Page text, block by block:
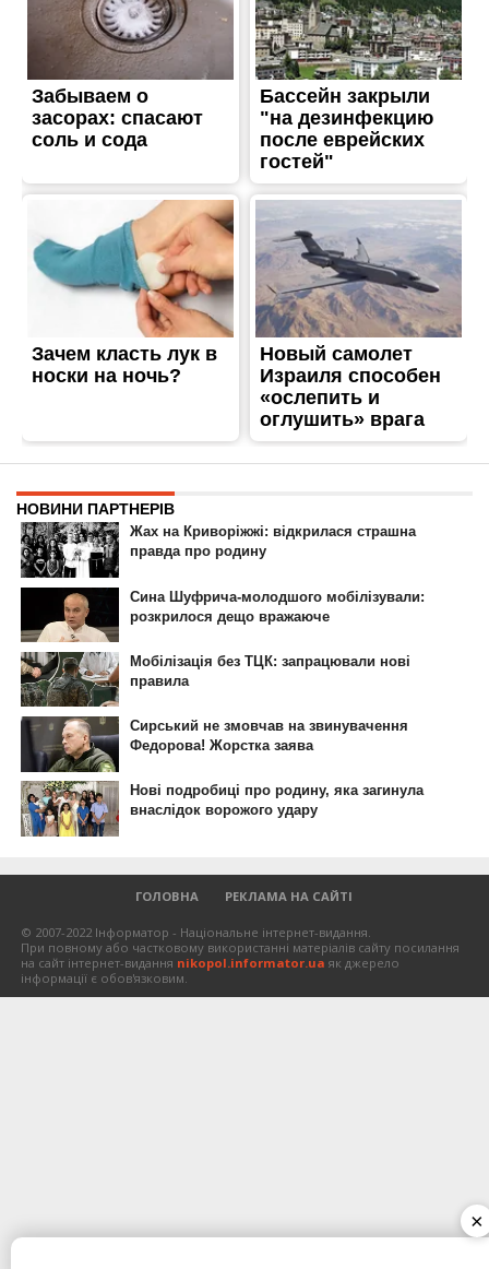
ГОЛОВНА РЕКЛАМА НА САЙТІ
© 2007-2022 Інформатор - Національне інтернет-видання.
При повному або частковому використанні матеріалів сайту посилання
на сайт інтернет-видання nikopol.informator.ua як джерело
інформації є обов'язковим.
×